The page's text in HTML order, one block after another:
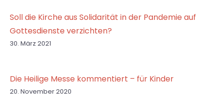
Soll die Kirche aus Solidarität in der Pandemie auf
Gottesdienste verzichten?
30. März 2021
Die Heilige Messe kommentiert – für Kinder
20. November 2020